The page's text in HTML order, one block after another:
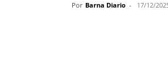
Por Barna Diario - 17/12/